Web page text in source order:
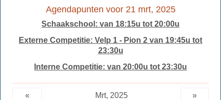
Agendapunten voor 21 mrt, 2025
Schaakschool: van 18:15u tot 20:00u
Externe Competitie: Velp 1 - Pion 2 van 19:45u tot
23:30u
Interne Competitie: van 20:00u tot 23:30u
« Mrt, 2025
»